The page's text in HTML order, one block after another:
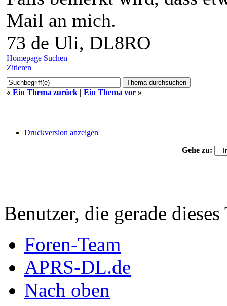
Mail an mich.
73 de Uli, DL8RO
Homepage Suchen
Zitieren
« Ein Thema zurück | Ein Thema vor »
Druckversion anzeigen
Gehe zu:
Benutzer, die gerade
Foren-Team
APRS-DL.de
Nach oben